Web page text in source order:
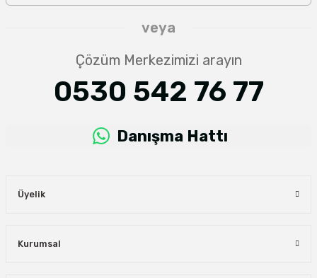
veya
Çözüm Merkezimizi arayın
0530 542 76 77
Danışma Hattı
Üyelik
Kurumsal